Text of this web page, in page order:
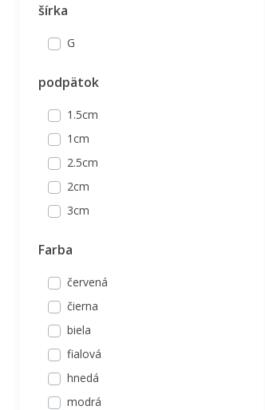
29
31
32
33
34
35
36
38
39
40
šírka
G
podpätok
1.5cm
1cm
2.5cm
2cm
3cm
Farba
červená
čierna
biela
fialová
hnedá
modrá